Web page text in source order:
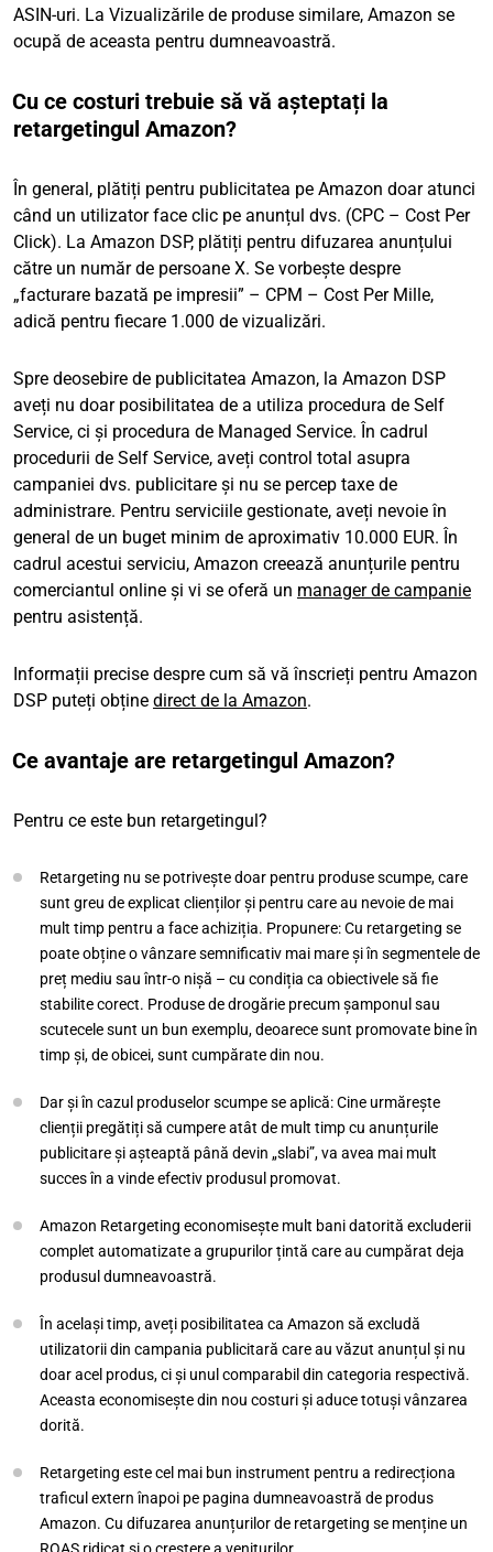
ASIN-uri. La Vizualizările de produse similare, Amazon se
ocupă de aceasta pentru dumneavoastră.
Cu ce costuri trebuie să vă așteptați la
retargetingul Amazon?
În general, plătiți pentru publicitatea pe Amazon doar atunci
când un utilizator face clic pe anunțul dvs. (CPC – Cost Per
Click). La Amazon DSP, plătiți pentru difuzarea anunțului
către un număr de persoane X. Se vorbește despre
„facturare bazată pe impresii” – CPM – Cost Per Mille,
adică pentru fiecare 1.000 de vizualizări.
Spre deosebire de publicitatea Amazon, la Amazon DSP
aveți nu doar posibilitatea de a utiliza procedura de Self
Service, ci și procedura de Managed Service. În cadrul
procedurii de Self Service, aveți control total asupra
campaniei dvs. publicitare și nu se percep taxe de
administrare. Pentru serviciile gestionate, aveți nevoie în
general de un buget minim de aproximativ 10.000 EUR. În
cadrul acestui serviciu, Amazon creează anunțurile pentru
comerciantul online și vi se oferă un manager de campanie
pentru asistență.
Informații precise despre cum să vă înscrieți pentru Amazon
DSP puteți obține direct de la Amazon.
Ce avantaje are retargetingul Amazon?
Pentru ce este bun retargetingul?
Retargeting nu se potrivește doar pentru produse scumpe, care
sunt greu de explicat clienților și pentru care au nevoie de mai
mult timp pentru a face achiziția. Propunere: Cu retargeting se
poate obține o vânzare semnificativ mai mare și în segmentele de
preț mediu sau într-o nișă – cu condiția ca obiectivele să fie
stabilite corect. Produse de drogărie precum șamponul sau
scutecele sunt un bun exemplu, deoarece sunt promovate bine în
timp și, de obicei, sunt cumpărate din nou.
Dar și în cazul produselor scumpe se aplică: Cine urmărește
clienții pregătiți să cumpere atât de mult timp cu anunțurile
publicitare și așteaptă până devin „slabi”, va avea mai mult
succes în a vinde efectiv produsul promovat.
Amazon Retargeting economisește mult bani datorită excluderii
complet automatizate a grupurilor țintă care au cumpărat deja
produsul dumneavoastră.
În același timp, aveți posibilitatea ca Amazon să excludă
utilizatorii din campania publicitară care au văzut anunțul și nu
doar acel produs, ci și unul comparabil din categoria respectivă.
Aceasta economisește din nou costuri și aduce totuși vânzarea
dorită.
Retargeting este cel mai bun instrument pentru a redirecționa
traficul extern înapoi pe pagina dumneavoastră de produs
Amazon. Cu difuzarea anunțurilor de retargeting se menține un
ROAS ridicat și o creștere a veniturilor.